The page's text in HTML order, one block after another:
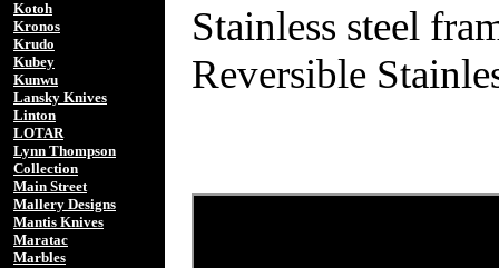
Kotoh
Kronos
Krudo
Kubey
Kunwu
Lansky Knives
Linton
LOTAR
Lynn Thompson
Collection
Main Street
Mallery Designs
Mantis Knives
Maratac
Marbles
Stainless steel
Reversible